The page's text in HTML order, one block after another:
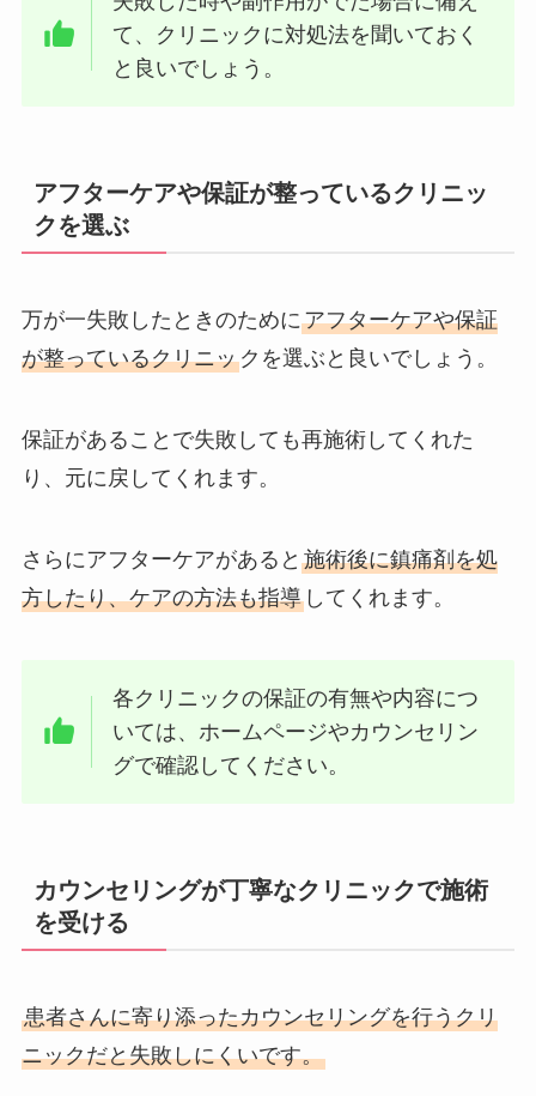
て、クリニックに対処法を聞いておく
と良いでしょう。
アフターケアや保証が整っているクリニッ
クを選ぶ
万が一失敗したときのためにアフターケアや保証
が整っているクリニックを選ぶと良いでしょう。
保証があることで失敗しても再施術してくれた
り、元に戻してくれます。
さらにアフターケアがあると 施術後に鎮痛剤を処
方したり、ケアの方法も指導してくれます。
各クリニックの保証の有無や内容につ
いては、ホームページやカウンセリン
グで確認してください。
カウンセリングが丁寧なクリニックで施術
を受ける
患者さんに寄り添ったカウンセリングを行うクリ
ニックだと失敗しにくいです。